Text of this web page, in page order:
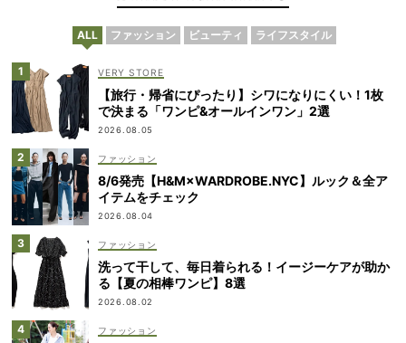
ALL ファッション ビューティ ライフスタイル
VERY STORE
【旅行・帰省にぴったり】シワになりにくい！1枚
で決まる「ワンピ&オールインワン」2選
2026.08.05
ファッション
8/6発売【H&M×WARDROBE.NYC】ルック＆全ア
イテムをチェック
2026.08.04
ファッション
洗って干して、毎日着られる！イージーケアが助か
る【夏の相棒ワンピ】8選
2026.08.02
ファッション